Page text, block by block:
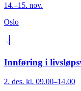
14.–15. nov.
Oslo
Innføring i
2. des. kl. 09.00–14.00